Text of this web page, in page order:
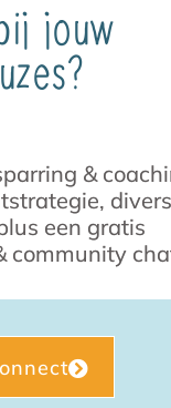
social
in dit artikel
jouw
&
een gratis
community